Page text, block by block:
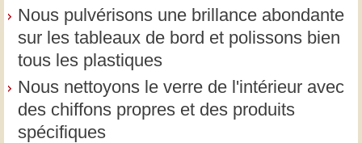
Nous pulvérisons une brillance abondante
sur les tableaux de bord et polissons bien
tous les plastiques
Nous nettoyons le verre de l'intérieur avec
des chiffons propres et des produits
spécifiques